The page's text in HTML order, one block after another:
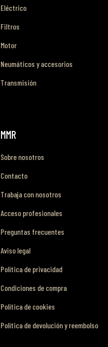
Eléctrico
Filtros
Motor
Neumáticos y accesorios
Transmisión
MMR
Sobre nosotros
Contacto
Trabaja con nosotros
Acceso profesionales
Preguntas frecuentes
Aviso legal
Política de privacidad
Condiciones de compra
Política de cookies
Política de devolución y reembolso